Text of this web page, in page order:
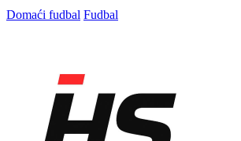
Domaći fudbal Fudbal